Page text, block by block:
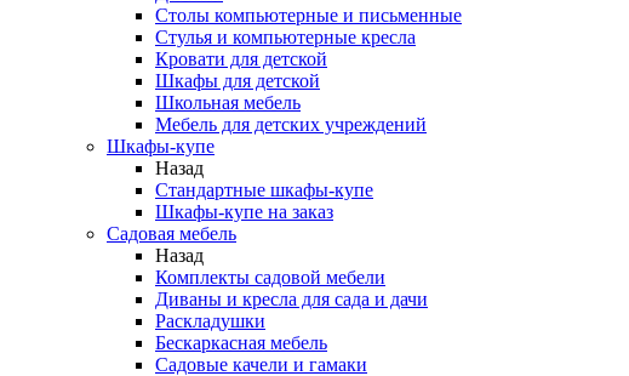
Столы компьютерные и письменные
Стулья и компьютерные кресла
Кровати для детской
Шкафы для детской
Школьная мебель
Мебель для детских учреждений
Шкафы-купе
Назад
Стандартные шкафы-купе
Шкафы-купе на заказ
Садовая мебель
Назад
Комплекты садовой мебели
Диваны и кресла для сада и дачи
Раскладушки
Бескаркасная мебель
Садовые качели и гамаки